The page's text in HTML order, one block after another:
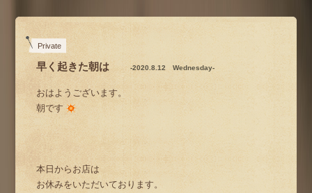
Private
早く起きた朝は -2020.8.12 Wednesday-
おはようございます。
朝です
本日からお店は
お休みをいただいております。